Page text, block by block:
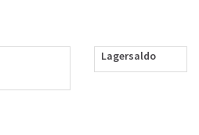
Lagersaldo